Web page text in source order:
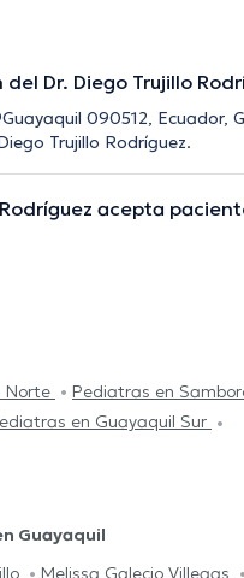
Dr. Diego Trujillo
090512, Ecuador,
Trujillo Rodríguez.
acepta
Norte
Pediatras en
en Guayaquil Sur
Guayaquil
Melissa Galecio Villegas